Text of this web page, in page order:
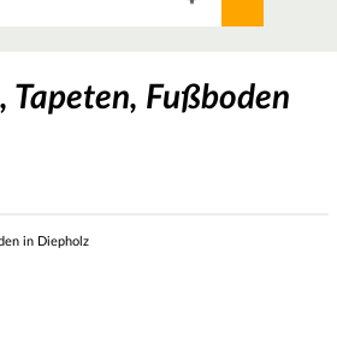
Tapeten, Fußboden